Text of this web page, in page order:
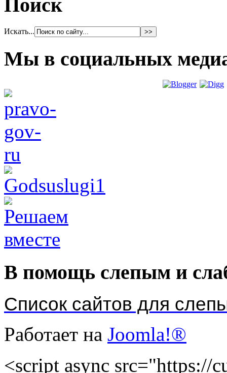
Поиск
Искать...
Мы в социальных
В помощь слепым и
Список сайтов для
Работает на Joomla!®
<script async src="https://